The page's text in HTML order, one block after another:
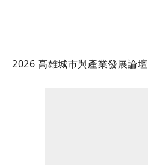
2026 高雄城市與產業發展論壇